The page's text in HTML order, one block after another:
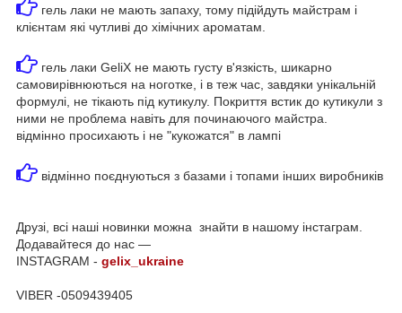
гель лаки не мають запаху, тому підійдуть майстрам і
клієнтам які чутливі до хімічних ароматам.
гель лаки GeliX не мають густу в'язкість, шикарно
самовирівнюються на ноготке, і в теж час, завдяки унікальній
формулі, не тікають під кутикулу. Покриття встик до кутикули з
ними не проблема навіть для починаючого майстра.
відмінно просихають і не "кукожатся" в лампі
відмінно поєднуються з базами і топами інших виробників
Друзі, всі наші новинки можна знайти в нашому інстаграм.
Додавайтеся до нас —
INSTAGRAM - gelix_ukraine
VIBER -0509439405